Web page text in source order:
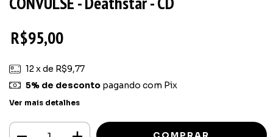
R$95,00
12x de R$9,77
5% de descontopagando com Pix
Ver mais detalhes